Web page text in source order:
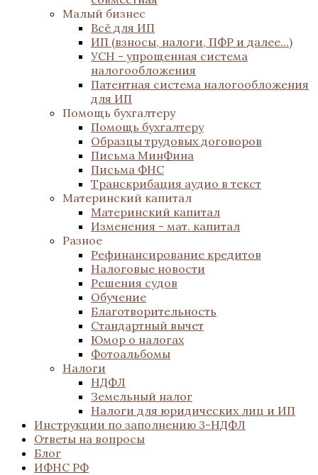
Малый бизнес
Всё для ИП
ИП (взносы, налоги, ПФР и далее...)
УСН - упрощенная система
налогообложения
Патентная система налогообложения
для ИП
Помощь бухгалтеру
Помощь бухгалтеру
Образцы трудовых договоров
Письма МинФина
Письма ФНС
Транскрибация аудио в текст
Материнский капитал
Материнский капитал
Изменения - мат. капитал
Разное
Рефинансирование кредитов
Налоговые новости
Решения судов
Обучение
Благотворительность
Стандартный вычет
Юмор о налогах
Фотоальбомы
Налоги
НДФЛ
Земельный налог
Налоги для юридических лиц и ИП
Инструкции по заполнению 3-НДФЛ
Ответы на вопросы
Блог
ИФНС РФ